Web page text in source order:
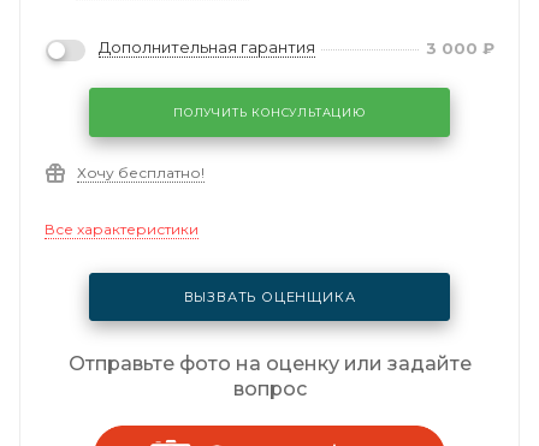
Дополнительная гарантия 3 000 ₽
ПОЛУЧИТЬ КОНСУЛЬТАЦИЮ
Хочу бесплатно!
Все характеристики
ВЫЗВАТЬ ОЦЕНЩИКА
Отправьте фото на оценку или задайте
вопрос